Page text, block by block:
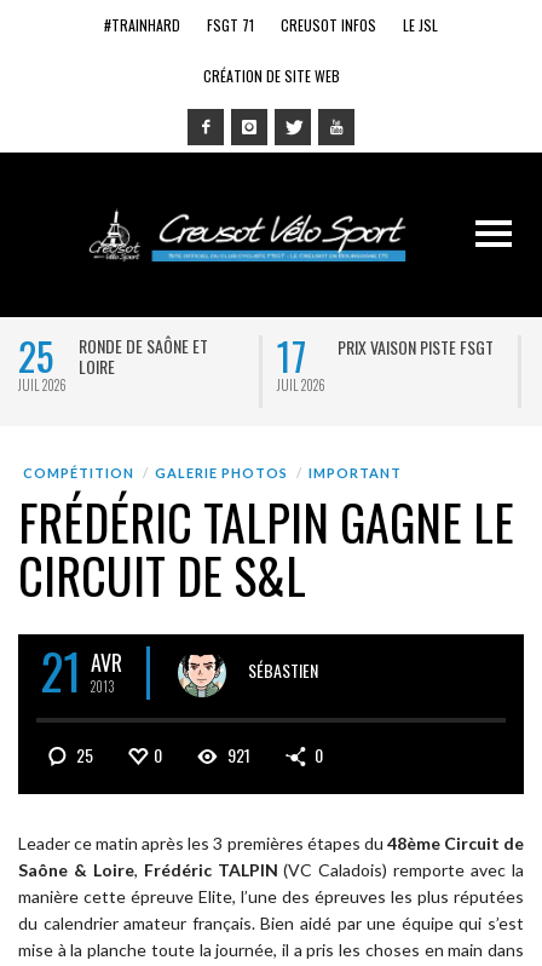
#TRAINHARD FSGT 71 CREUSOT INFOS LE JSL
CRÉATION DE SITE WEB
DE SAÔNE ET
17 PRIX VAISON PISTE FSGT 14 ADIEU
COMPÉTITION GALERIE PHOTOS IMPORTANT
FRÉDÉRIC TALPIN GAGNE LE
CIRCUIT DE S&L
21 AVR
2013
SÉBASTIEN
25 0 921 0
Leader ce matin après les 3 premières étapes du 48ème Circuit de
Saône & Loire, Frédéric TALPIN (VC Caladois) remporte avec la
manière cette épreuve Elite, l’une des épreuves les plus réputées
du calendrier amateur français. Bien aidé par une équipe qui s’est
mise à la planche toute la journée, il a pris les choses en main dans